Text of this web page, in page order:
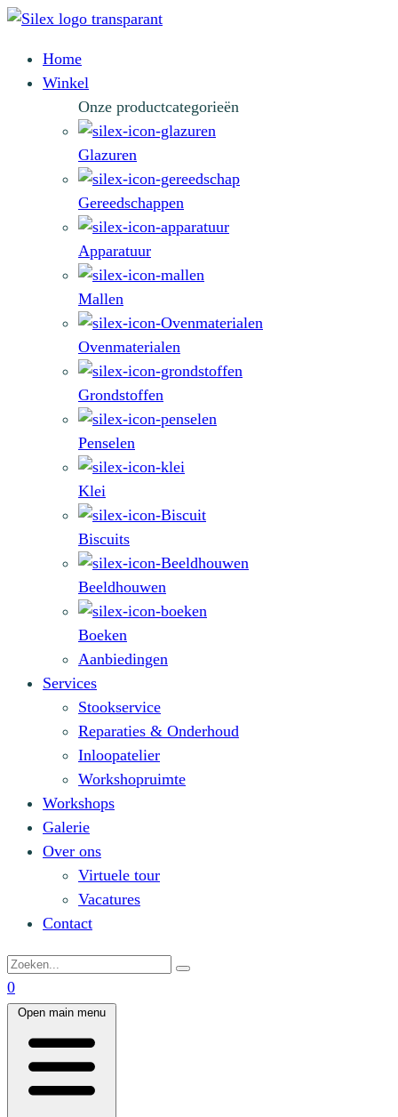
Home
Winkel
Onze productcategorieën
Glazuren
Gereedschappen
Apparatuur
Mallen
Ovenmaterialen
Grondstoffen
Penselen
Klei
Biscuits
Beeldhouwen
Boeken
Aanbiedingen
Services
Stookservice
Reparaties & Onderhoud
Inloopatelier
Workshopruimte
Workshops
Galerie
Over ons
Virtuele tour
Vacatures
Contact
0
Open main menu